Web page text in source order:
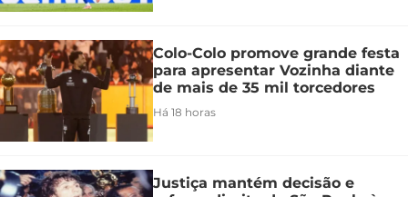
Colo-Colo promove grande festa
para apresentar Vozinha diante
de mais de 35 mil torcedores
Há 18 horas
Justiça mantém decisão e